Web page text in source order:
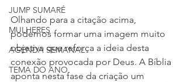
JUMP SUMARÉ
MULHERES
AGENDA SEMANAL
TEMA DO ANO
Olhando para a citação acima,
podemos formar uma imagem muito
objetiva que reforça a ideia desta
conexão provocada por Deus. A Bíblia
aponta nesta fase da criação um